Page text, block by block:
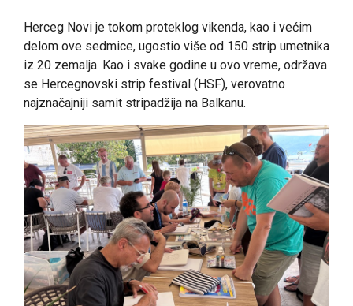
Herceg Novi je tokom proteklog vikenda, kao i većim
delom ove sedmice, ugostio više od 150 strip umetnika
iz 20 zemalja. Kao i svake godine u ovo vreme, održava
se Hercegnovski strip festival (HSF), verovatno
najznačajniji samit stripadžija na Balkanu.